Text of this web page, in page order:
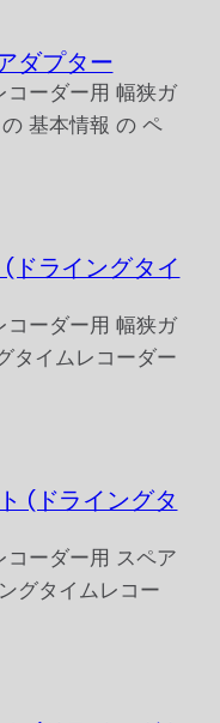
ダプター
コーダー用 幅狭ガ
基本情報 の ペ
ドライングタイ
コーダー用 幅狭ガ
タイムレコーダー
(ドライングタ
ーダー用 スペア
グタイムレコー